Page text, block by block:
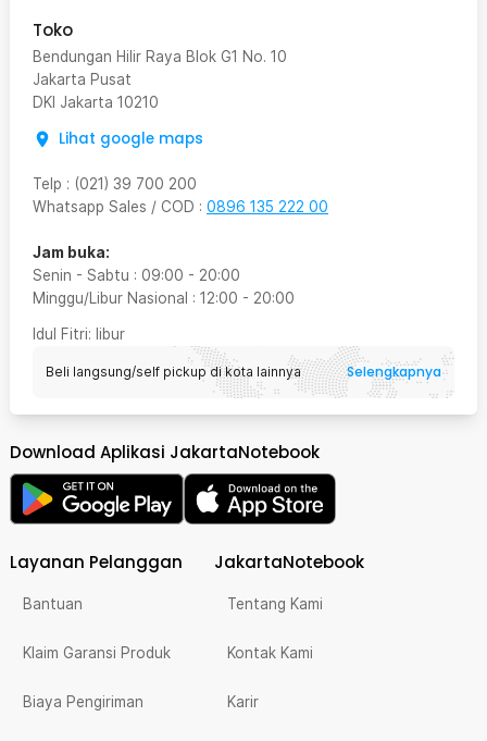
Toko
Bendungan Hilir Raya Blok G1 No. 10
Jakarta Pusat
DKI Jakarta 10210
Lihat google maps
Telp : (021) 39 700 200
Whatsapp Sales / COD : 0896 135 222 00
Jam buka:
Senin - Sabtu : 09:00 - 20:00
Minggu/Libur Nasional : 12:00 - 20:00
Idul Fitri: libur
Beli langsung/self pickup di kota lainnya Selengkapnya
Download Aplikasi JakartaNotebook
Layanan Pelanggan
Bantuan
Klaim Garansi Produk
Biaya Pengiriman
JakartaNotebook
Tentang Kami
Kontak Kami
Karir